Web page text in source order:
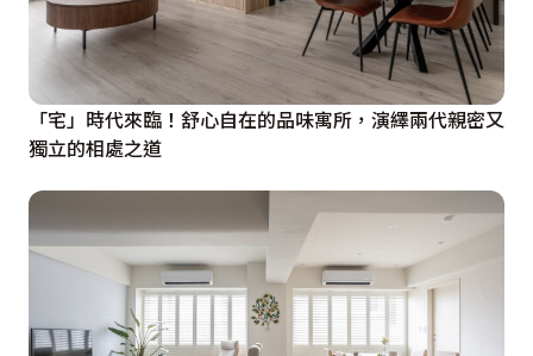
「宅」時代來臨！舒心自在的品味寓所，演繹兩代親密又
獨立的相處之道